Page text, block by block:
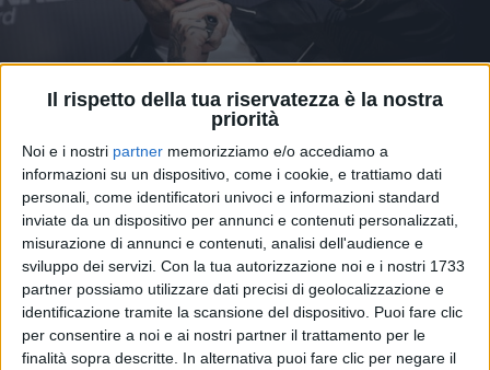
Il rispetto della tua riservatezza è la nostra
priorità
Noi e i nostri partner memorizziamo e/o accediamo a
informazioni su un dispositivo, come i cookie, e trattiamo dati
personali, come identificatori univoci e informazioni standard
inviate da un dispositivo per annunci e contenuti personalizzati,
misurazione di annunci e contenuti, analisi dell'audience e
sviluppo dei servizi. Con la tua autorizzazione noi e i nostri 1733
partner possiamo utilizzare dati precisi di geolocalizzazione e
identificazione tramite la scansione del dispositivo. Puoi fare clic
per consentire a noi e ai nostri partner il trattamento per le
finalità sopra descritte. In alternativa puoi fare clic per negare il
12 feb 2020
Junior Cally: dopo Sanremo firma con il
Fiumicino Calcio
Il debutto il 23 febbraio. Nessun compenso per
l'ingaggio